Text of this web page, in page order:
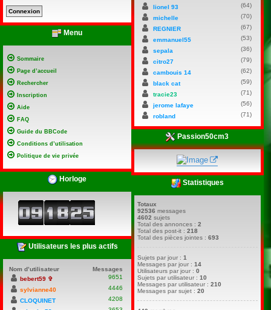
Menu
Sommaire
Page d’accueil
Rechercher
Inscription
Aide
FAQ
Guide du BBCode
Conditions d’utilisation
Politique de vie privée
Horloge
Utilisateurs les plus actifs
Nom d’utilisateur
Messages
bebert59 ✞
9651
sylvianne40
4446
CLOQUINET
4208
lionel 93
(64)
michelle
(70)
REGNIER
(67)
emmanuel55
(53)
sepala
(36)
citro27
(79)
cambouis 14
(62)
black cat
(59)
tracie23
(71)
jerome lafaye
(56)
robland
(71)
Passion50cm3
Statistiques
Totaux
92536 messages
4602 sujets
Total des annonces :2
Total des post-it :218
Total des pièces jointes :693
Sujets par jour :1
Messages par jour :14
Utilisateurs par jour :0
Sujets par utilisateur :10
Messages par utilisateur :210
Messages par sujet :20